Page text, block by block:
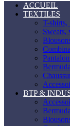
ACCUEIL
TEXTILES
T-shirts,
Sweats,
BTP &